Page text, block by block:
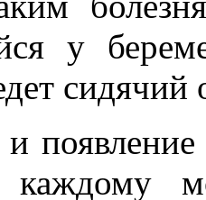
у
сидячий